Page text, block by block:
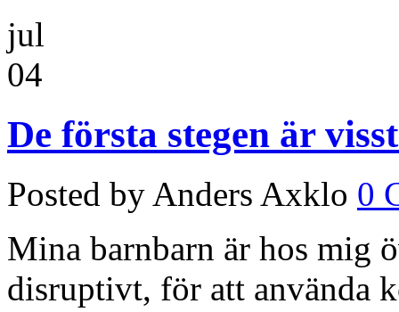
jul
04
De första stegen är
Posted by Anders Axklo 0
Mina barnbarn är hos mig
disruptivt, för att använda